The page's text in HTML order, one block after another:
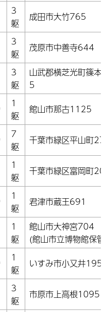
3
躯
成田市大竹765
3
躯
茂原市中善寺644
3
躯
山武郡横芝光町篠本
5
1
躯
館山市那古1125
7
躯
千葉市緑区平山町278
1
躯
千葉市緑区富岡町209
1
躯
君津市蔵王691
1
躯
館山市大神宮704
(館山市立博物館保管)
1
躯
いすみ市小又井195
3
躯
市原市上高根1095